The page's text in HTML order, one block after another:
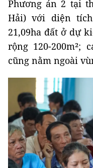
Phương án 2 tại
Hải) với diện
21,09ha đất ở dự
rộng 120-200m²;
cũng nằm ngoài